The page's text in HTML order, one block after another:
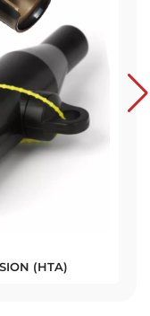
(HTA)